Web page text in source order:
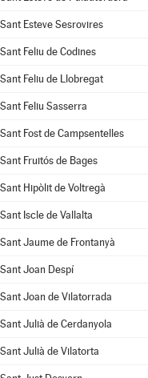
Sant Esteve Sesrovires
Sant Feliu de Codines
Sant Feliu de Llobregat
Sant Feliu Sasserra
Sant Fost de Campsentelles
Sant Fruitós de Bages
Sant Hipòlit de Voltregà
Sant Iscle de Vallalta
Sant Jaume de Frontanyà
Sant Joan Despí
Sant Joan de Vilatorrada
Sant Julià de Cerdanyola
Sant Julià de Vilatorta